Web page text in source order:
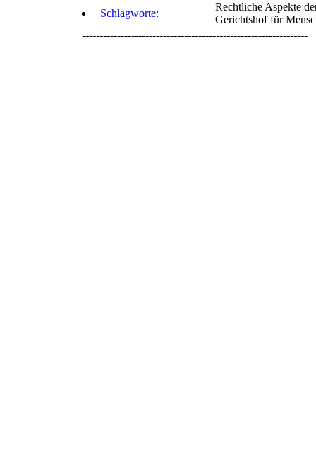
Schlagworte:
Rechtliche Aspekte
Gerichtshof für
----------------------------------------------------------------